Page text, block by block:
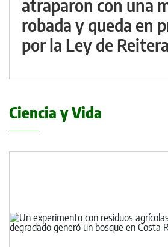
atraparon con una
robada y queda en
por la Ley de
Ciencia y Vida